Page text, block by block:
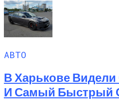
АВТО
В Харькове
И Самый Быстрый